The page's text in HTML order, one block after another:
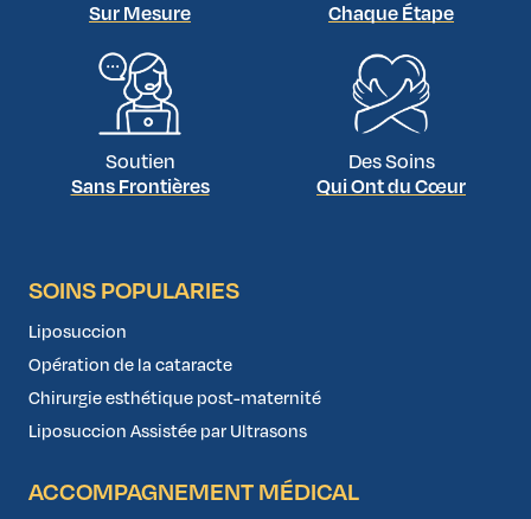
PRP (plasma riche en plaquettes) et mésothérapie
Sur Mesure
Chaque Étape
Soutien
Sans Frontières
Des Soins
Qui Ont du Cœur
SOINS POPULARIES
Liposuccion
Opération de la cataracte
Chirurgie esthétique post-maternité
Liposuccion Assistée par Ultrasons
ACCOMPAGNEMENT MÉDICAL